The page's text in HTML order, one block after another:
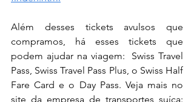
Além desses tickets avulsos que
compramos, há esses tickets que
podem ajudar na viagem:  Swiss Travel
Pass, Swiss Travel Pass Plus, o Swiss Half
Fare Card e o Day Pass. Veja mais no